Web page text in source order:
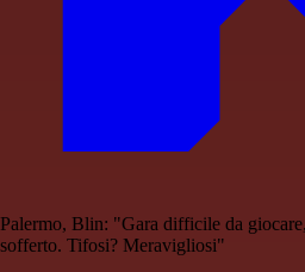
Palermo, Blin: "Gara difficile da
sofferto. Tifosi? Meravigliosi"